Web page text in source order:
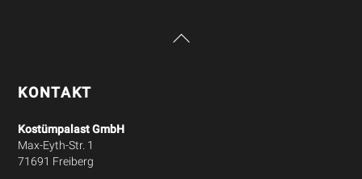
Back
KONTAKT
Kostümpalast GmbH
Max-Eyth-Str. 1
71691 Freiberg